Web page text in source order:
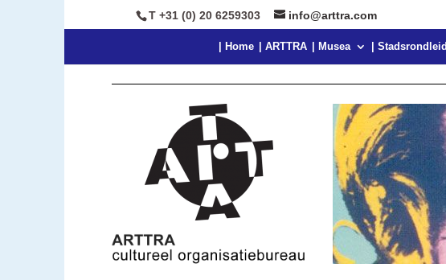
T +31 (0) 20 6259303 info@arttra.com
| Home | ARTTRA | Musea |